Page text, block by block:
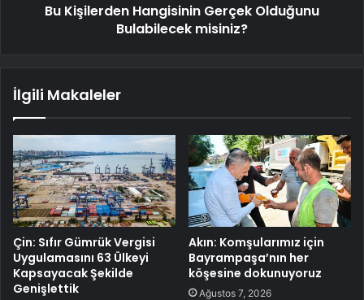
Bu Kişilerden Hangisinin Gerçek Olduğunu
Bulabilecek misiniz?
İlgili Makaleler
Çin: Sıfır Gümrük Vergisi
Uygulamasını 63 Ülkeyi
Kapsayacak Şekilde
Genişlettik
Akın: Komşularımız için
Bayrampaşa’nın her
köşesine dokunuyoruz
Ağustos 7, 2026